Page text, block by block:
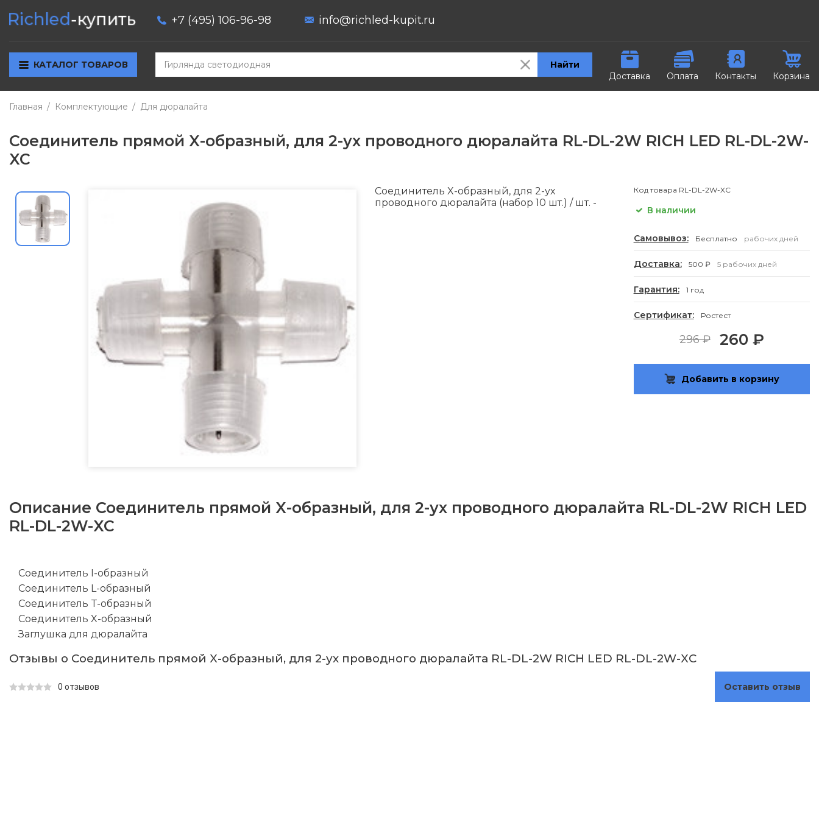
+7 (495) 106-96-98 info@richled-kupit.ru
КАТАЛОГ ТОВАРОВ
Найти
Доставка
Оплата Контакты Корзина
Главная Комплектующие Для дюралайта
Соединитель прямой X-образный, для 2-ух проводного дюралайта RL-DL-2W RICH LED RL-DL-2W-
XC
Соединитель X-образный, для 2-ух
проводного дюралайта (набор 10 шт.) / шт. -
Код товара RL-DL-2W-XC
В наличии
Самовывоз: Бесплатно рабочих дней
Доставка: 500 ₽ 5 рабочих дней
Гарантия: 1 год
Сертификат: Ростест
296 ₽ 260 ₽
Добавить в корзину
Описание Соединитель прямой X-образный, для 2-ух проводного дюралайта RL-DL-2W RICH LED
RL-DL-2W-XC
Соединитель I-образный
Соединитель L-образный
Соединитель T-образный
Соединитель X-образный
Заглушка для дюралайта
Отзывы о Соединитель прямой X-образный, для 2-ух проводного дюралайта RL-DL-2W RICH LED RL-DL-2W-XC
0 отзывов Оставить отзыв